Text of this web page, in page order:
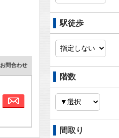
お問合わせ
お問合わせ
駅徒歩
階数
間取り